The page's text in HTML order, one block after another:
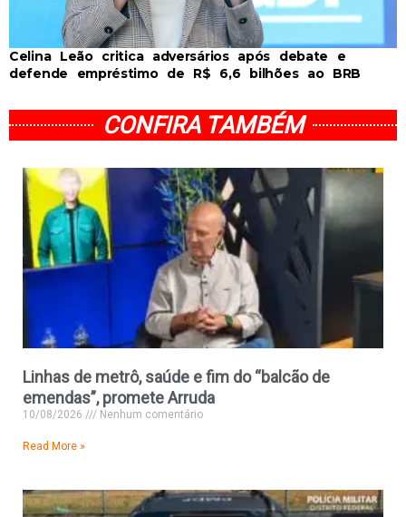
Celina Leão critica adversários após debate e
defende empréstimo de R$ 6,6 bilhões ao BRB
CONFIRA TAMBÉM
Linhas de metrô, saúde e fim do “balcão de
emendas”, promete Arruda
10/08/2026 Nenhum comentário
Read More »